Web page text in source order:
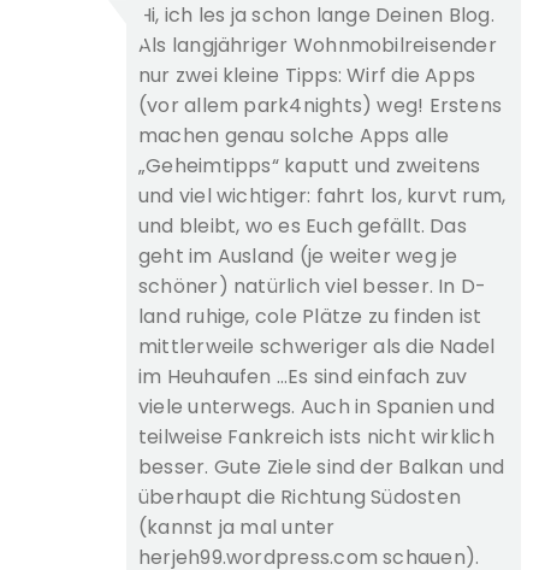
Hi, ich les ja schon lange Deinen Blog.
Als langjähriger Wohnmobilreisender
nur zwei kleine Tipps: Wirf die Apps
(vor allem park4nights) weg! Erstens
machen genau solche Apps alle
„Geheimtipps“ kaputt und zweitens
und viel wichtiger: fahrt los, kurvt rum,
und bleibt, wo es Euch gefällt. Das
geht im Ausland (je weiter weg je
schöner) natürlich viel besser. In D-
land ruhige, cole Plätze zu finden ist
mittlerweile schweriger als die Nadel
im Heuhaufen …Es sind einfach zuv
viele unterwegs. Auch in Spanien und
teilweise Fankreich ists nicht wirklich
besser. Gute Ziele sind der Balkan und
überhaupt die Richtung Südosten
(kannst ja mal unter
herjeh99.wordpress.com schauen).